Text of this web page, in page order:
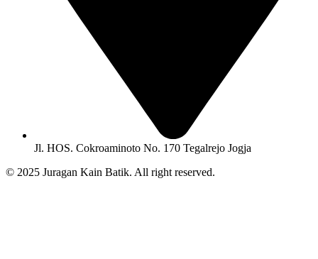
Jl. HOS. Cokroaminoto No. 170 Tegalrejo Jogja
© 2025 Juragan Kain Batik. All right reserved.